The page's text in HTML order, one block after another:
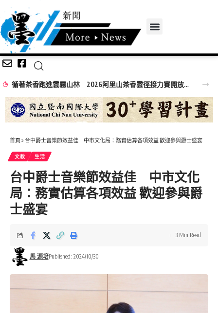
循著茶香跑進雲霧山林 2026阿里山茶香雲徑接力賽開放報名
首頁 » 台中爵士音樂節效益佳 中市文化局：務實估算各項效益 歡迎參與爵士盛宴
文教 生活
台中爵士音樂節效益佳 中市文化
局：務實估算各項效益 歡迎參與爵
士盛宴
馬 源培Published: 2024/10/30
3 Min Read